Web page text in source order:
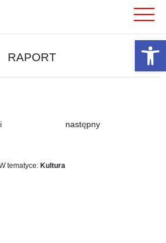
RAPORT
następny
tematyce:Kultura